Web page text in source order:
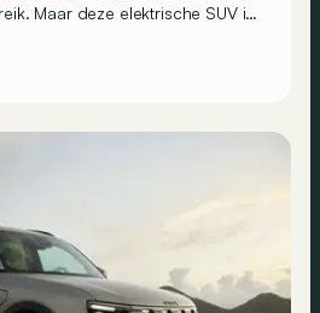
Maar deze elektrische SUV is